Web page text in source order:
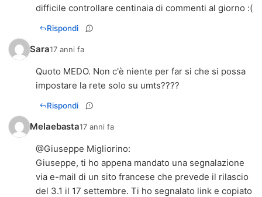
difficile controllare centinaia di commenti al giorno :(
Rispondi
Sara17 anni fa
Quoto MEDO. Non c'è niente per far si che si possa
impostare la rete solo su umts????
Rispondi
Melaebasta17 anni fa
@Giuseppe Migliorino:
Giuseppe, ti ho appena mandato una segnalazione
via e-mail di un sito francese che prevede il rilascio
del 3.1 il 17 settembre. Ti ho segnalato link e copiato